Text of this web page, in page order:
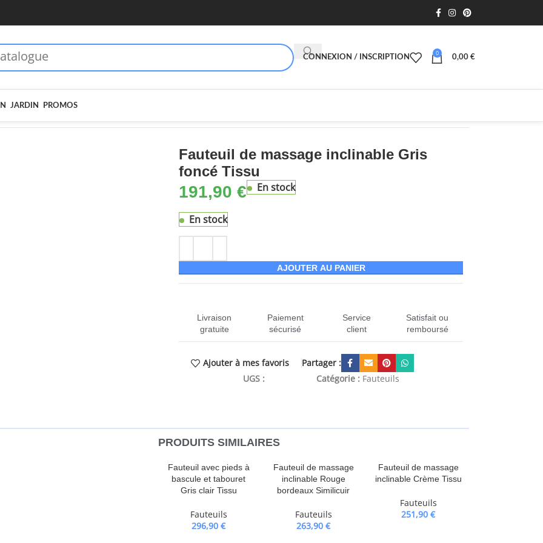
CONNEXION / INSCRIPTION
0
0,00 €
JARDIN PROMOS
Fauteuil de massage inclinable Gris
foncé Tissu
191,90€ En stock
En stock
AJOUTER AU PANIER
Livraison
gratuite
Paiement
sécurisé
Service
client
Satisfait ou
remboursé
Ajouter à mes favoris
Partager :
UGS :
Catégorie : Fauteuils
PRODUITS SIMILAIRES
Fauteuil avec pieds à
bascule et tabouret
Gris clair Tissu
Fauteuils
296,90€
Fauteuil de massage
inclinable Rouge
bordeaux Similicuir
Fauteuils
263,90€
Fauteuil de massage
inclinable Crème Tissu
Fauteuils
251,90€
70€ - MOIEN10